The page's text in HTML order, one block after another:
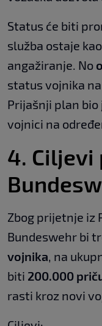
Status će biti
služba ostaje
angažiranje. No o
status vojnika na
Prijašnji plan bio
vojnici na
4. Ciljevi
Zbog prijetnje iz
Bundeswehr bi
vojnika, na
biti 200.000
rasti kroz novi